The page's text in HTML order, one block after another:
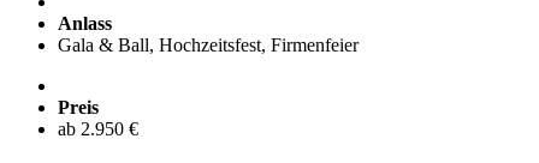
Anlass
Gala & Ball, Hochzeitsfest, Firmenfeier
Preis
ab 2.950 €